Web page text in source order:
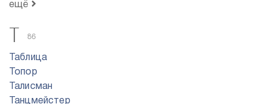
ещё
Т 86
Таблица
Топор
Талисман
Танцмейстер